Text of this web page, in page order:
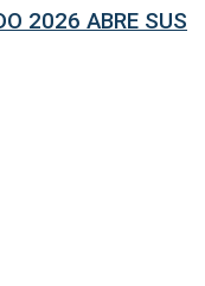
2026 ABRE SUS